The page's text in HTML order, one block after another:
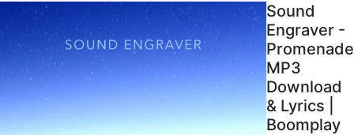
Sound
Engraver -
Promenade
MP3
Download
& Lyrics |
Boomplay